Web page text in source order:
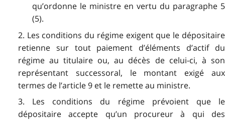
qu’ordonne le ministre en vertu du paragraphe 5
(5).
2. Les conditions du régime exigent que le dépositaire
retienne sur tout paiement d’éléments d’actif du
régime au titulaire ou, au décès de celui-ci, à son
représentant successoral, le montant exigé aux
termes de l’article 9 et le remette au ministre.
3. Les conditions du régime prévoient que le
dépositaire accepte qu’un procureur à qui des